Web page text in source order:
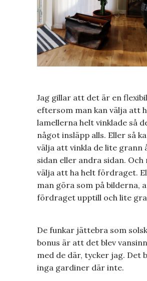
Jag gillar att det är en
eftersom man kan välja att
lamellerna helt vinklade så
något insläpp alls. Eller så
välja att vinkla de lite grann
sidan eller andra sidan. Och
välja att ha helt fördraget.
man göra som på bilderna,
fördraget upptill och lite
De funkar jättebra som
bonus är att det blev
med de där, tycker jag. Det
inga gardiner där inte.